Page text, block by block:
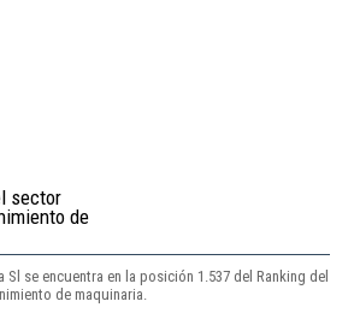
sector
de
Sl se encuentra en la posición 1.537 del Ranking del
de maquinaria.